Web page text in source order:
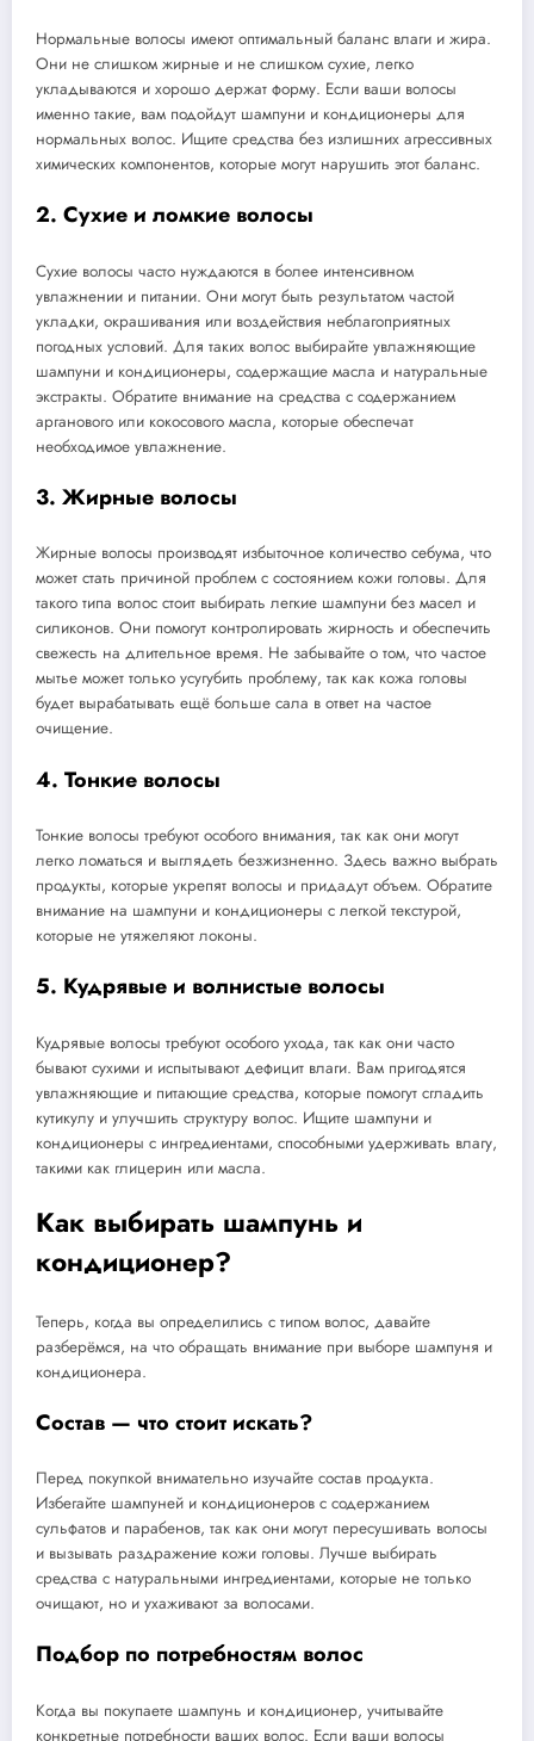
Нормальные волосы имеют оптимальный баланс влаги и жира.
Они не слишком жирные и не слишком сухие, легко
укладываются и хорошо держат форму. Если ваши волосы
именно такие, вам подойдут шампуни и кондиционеры для
нормальных волос. Ищите средства без излишних агрессивных
химических компонентов, которые могут нарушить этот баланс.
2. Сухие и ломкие волосы
Сухие волосы часто нуждаются в более интенсивном
увлажнении и питании. Они могут быть результатом частой
укладки, окрашивания или воздействия неблагоприятных
погодных условий. Для таких волос выбирайте увлажняющие
шампуни и кондиционеры, содержащие масла и натуральные
экстракты. Обратите внимание на средства с содержанием
арганового или кокосового масла, которые обеспечат
необходимое увлажнение.
3. Жирные волосы
Жирные волосы производят избыточное количество себума, что
может стать причиной проблем с состоянием кожи головы. Для
такого типа волос стоит выбирать легкие шампуни без масел и
силиконов. Они помогут контролировать жирность и обеспечить
свежесть на длительное время. Не забывайте о том, что частое
мытье может только усугубить проблему, так как кожа головы
будет вырабатывать ещё больше сала в ответ на частое
очищение.
4. Тонкие волосы
Тонкие волосы требуют особого внимания, так как они могут
легко ломаться и выглядеть безжизненно. Здесь важно выбрать
продукты, которые укрепят волосы и придадут объем. Обратите
внимание на шампуни и кондиционеры с легкой текстурой,
которые не утяжеляют локоны.
5. Кудрявые и волнистые волосы
Кудрявые волосы требуют особого ухода, так как они часто
бывают сухими и испытывают дефицит влаги. Вам пригодятся
увлажняющие и питающие средства, которые помогут сгладить
кутикулу и улучшить структуру волос. Ищите шампуни и
кондиционеры с ингредиентами, способными удерживать влагу,
такими как глицерин или масла.
Как выбирать шампунь и
кондиционер?
Теперь, когда вы определились с типом волос, давайте
разберёмся, на что обращать внимание при выборе шампуня и
кондиционера.
Состав — что стоит искать?
Перед покупкой внимательно изучайте состав продукта.
Избегайте шампуней и кондиционеров с содержанием
сульфатов и парабенов, так как они могут пересушивать волосы
и вызывать раздражение кожи головы. Лучше выбирать
средства с натуральными ингредиентами, которые не только
очищают, но и ухаживают за волосами.
Подбор по потребностям волос
Когда вы покупаете шампунь и кондиционер, учитывайте
конкретные потребности ваших волос. Если ваши волосы